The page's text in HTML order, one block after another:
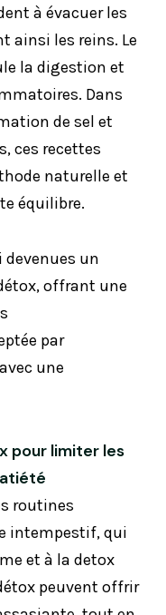
à évacuer les
ainsi les reins. Le
la digestion et
Dans
de sel et
ces recettes
naturelle et
équilibre.
un
offrant une
par
une
pour limiter les
routines
intempestif, qui
et à la detox
peuvent offrir